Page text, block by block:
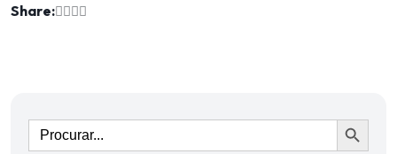
Share:
Ir